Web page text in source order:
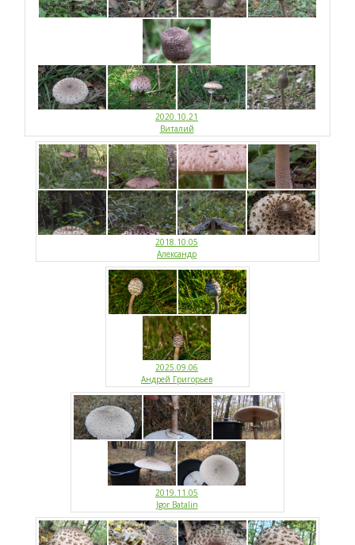
2020.10.21
Виталий
2018.10.05
Александр
2025.09.06
Андрей Григорьев
2019.11.05
Igor Batalin